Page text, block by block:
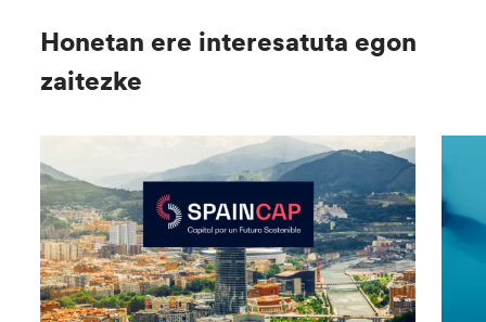
Honetan ere interesatuta egon
zaitezke